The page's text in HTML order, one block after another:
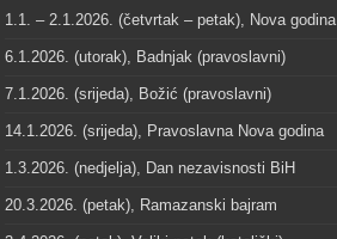
1.1. – 2.1.2026. (četvrtak – petak), Nova godina
6.1.2026. (utorak), Badnjak (pravoslavni)
7.1.2026. (srijeda), Božić (pravoslavni)
14.1.2026. (srijeda), Pravoslavna Nova godina
1.3.2026. (nedjelja), Dan nezavisnosti BiH
20.3.2026. (petak), Ramazanski bajram